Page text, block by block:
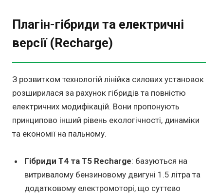
Плагін-гібриди та електричні
версії (Recharge)
З розвитком технологій лінійка силових установок
розширилася за рахунок гібридів та повністю
електричних модифікацій. Вони пропонують
принципово інший рівень екологічності, динаміки
та економії на пальному.
Гібриди T4 та T5 Recharge: базуються на
витривалому бензиновому двигуні 1.5 літра та
додатковому електромоторі, що суттєво